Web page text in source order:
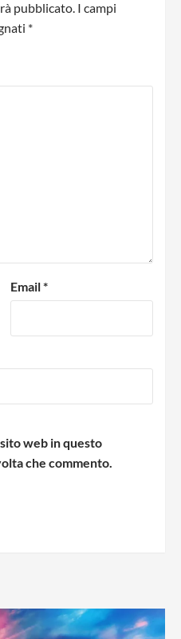
pubblicato. I campi
*
Email*
web in questo
che commento.